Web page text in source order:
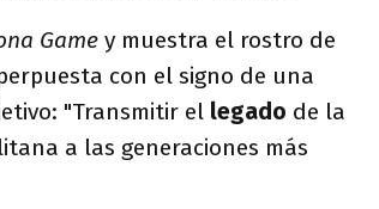
Game y muestra el rostro de
con el signo de una
"Transmitir el legado de la
a las generaciones más